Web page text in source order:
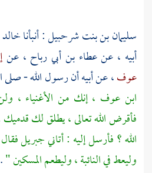
سليمان بن بنت شرحبيل: أنبأنا
أبيه ، عنعطاء بن أبي رباح ، عن
عوف، عن أبيه أن رسول الله -
ابن عوف ، إنك من الأغنياء ،
فأقرض الله تعالى ، يطلق لك
الله ؟ فأرسل إليه : أتانيجبريل
وليعط في النائبة ، وليطعم المسكين ".